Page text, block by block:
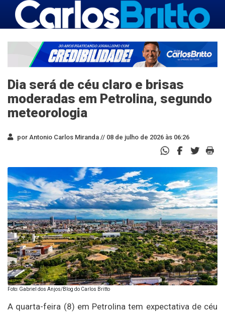
Dia será de céu claro e brisas
moderadas em Petrolina, segundo
meteorologia
por Antonio Carlos Miranda // 08 de julho de 2026 às 06:26
Foto: Gabriel dos Anjos/Blog do Carlos Britto
A quarta-feira (8) em Petrolina tem expectativa de céu